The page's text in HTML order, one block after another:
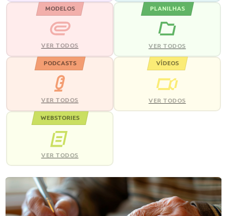
MODELOS
VER TODOS
PLANILHAS
VER TODOS
PODCASTS
VER TODOS
VÍDEOS
VER TODOS
WEBSTORIES
VER TODOS